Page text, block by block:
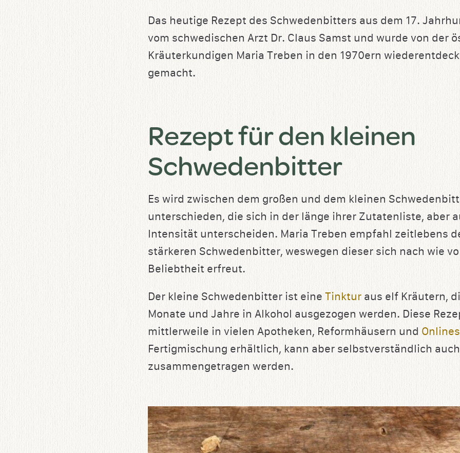
Das heutige Rezept des Schwedenbitters aus dem 17.
vom schwedischen Arzt Dr. Claus Samst und wurde von der
Kräuterkundigen Maria Treben in den 1970ern
gemacht.
Rezept für den kleinen
Schwedenbitter
Es wird zwischen dem großen und dem kleinen
unterschieden, die sich in der länge ihrer Zutatenliste, aber
Intensität unterscheiden. Maria Treben empfahl zeitlebens
stärkeren Schwedenbitter, weswegen dieser sich nach wie
Beliebtheit erfreut.
Der kleine Schwedenbitter ist eine Tinktur aus elf Kräutern,
Monate und Jahre in Alkohol ausgezogen werden. Diese
mittlerweile in vielen Apotheken, Reformhäusern und
Fertigmischung erhältlich, kann aber selbstverständlich
zusammengetragen werden.